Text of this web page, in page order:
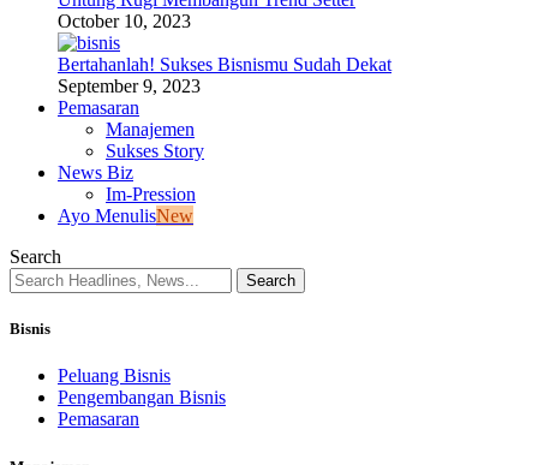
October 10, 2023
Bertahanlah! Sukses Bisnismu Sudah Dekat
September 9, 2023
Pemasaran
Manajemen
Sukses Story
News Biz
Im-Pression
Ayo MenulisNew
Search
Bisnis
Peluang Bisnis
Pengembangan Bisnis
Pemasaran